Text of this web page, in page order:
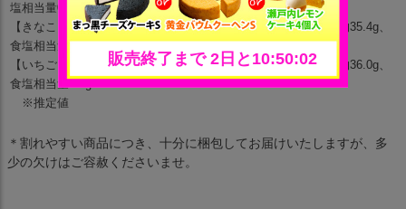
塩相当量0.3g
【きなこ】熱量475kcal、たんぱく質7.8g、脂質33.5g、炭水化物35.4g、
食塩相当量0.3g
【いちご】熱量445kcal、たんぱく質7.0g、脂質30.3g、炭水化物36.0g、
食塩相当量0.3g
※推定値
＊割れやすい商品につき、十分に梱包してお届けいたしますが、多
少の欠けはご容赦くださいませ。